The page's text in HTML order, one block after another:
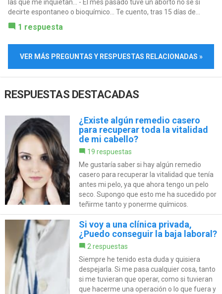
las que me inquietan... - El mes pasado tuve un aborto no se si
decirte espontaneo o bioquímico... Te cuento, tras 15 días de...
1 respuesta
VER MÁS PREGUNTAS Y RESPUESTAS RELACIONADAS »
RESPUESTAS DESTACADAS
¿Existe algún remedio casero
para recuperar toda la vitalidad
de mi cabello?
19 respuestas
Me gustaría saber si hay algún remedio
casero para recuperar la vitalidad que tenía
antes mi pelo, ya que ahora tengo un pelo
seco. Supongo que esto me ha sucedido por
teñirme tanto y ponerme químicos.
Si voy a una clínica privada,
¿Puedo conseguir la baja laboral?
2 respuestas
Siempre he tenido esta duda y quisiera
despejarla. Si me pasa cualquier cosa, tanto
si me tuvieran que operar, como si tuvieran
que hacerme una operación o lo que fuera y